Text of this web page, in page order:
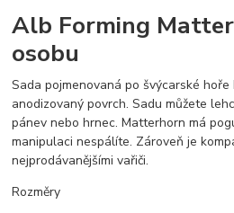
Alb Forming
osobu
Sada pojmenovaná po švýcarské hoře
anodizovaný povrch. Sadu můžete
pánev nebo hrnec. Matterhorn má
manipulaci nespálíte. Zároveň je
nejprodávanějšími vařiči.
Rozměry